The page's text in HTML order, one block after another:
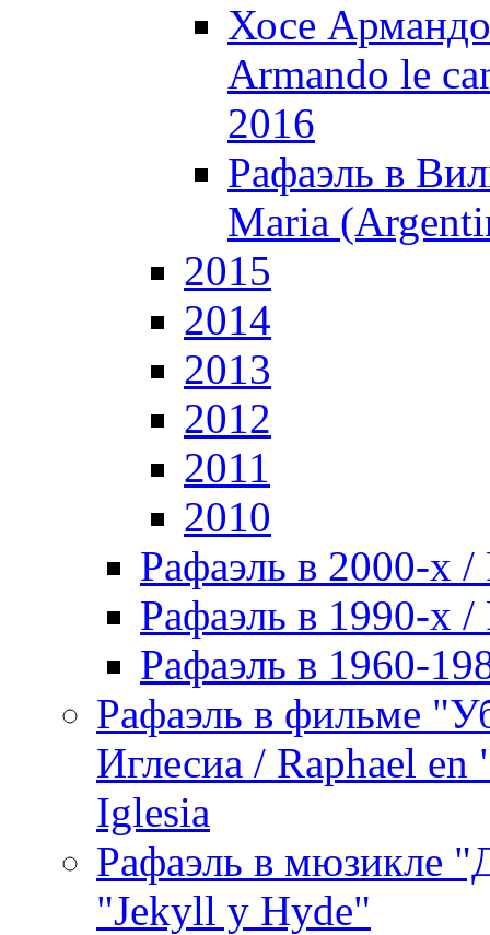
Хосе Армандо
Armando le
2016
Рафаэль в
Maria
2015
2014
2013
2012
2011
2010
Рафаэль в 2000-х /
Рафаэль в 1990-х /
Рафаэль в 1960-
Рафаэль в фильме
Иглесиа / Raphael
Iglesia
Рафаэль в мюзикле
"Jekyll y Hyde"